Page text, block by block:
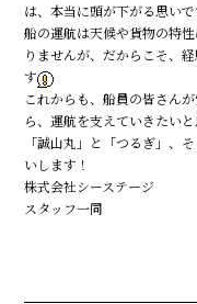
は、本当に頭が下がる思い
船の運航は天候や貨物の特
りませんが、だからこそ、
す
これからも、船員の皆さん
ら、運航を支えていきたい
「誠山丸」と「つるぎ」、
いします！
株式会社シーステージ
スタッフ一同